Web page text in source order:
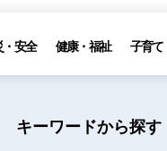
・安全 健康・福祉 子育て
キーワードから探す